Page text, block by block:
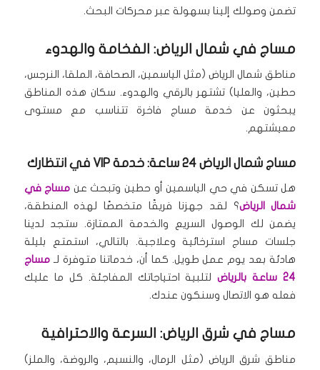
تضمن وصولك إلينا بسهولة عبر محركات البحث.
مساج في شمال الرياض: الفخامة والهدوء
مناطق شمال الرياض (مثل الياسمين، الصحافة، الملقا، النرجس،
حطين، والعليا) تشتهر بالرقي والهدوء. سكان هذه المناطق
يبحثون عن خدمة مساج فاخرة تتناسب مع مستوى
معيشتهم.
مساج شمال الرياض 24 ساعة: خدمة VIP في انتظارك
هل تسكن في حي الياسمين أو حطين وتبحث عن مساج في
شمال الرياض؟ لقد جهزنا فريقًا متخصصًا لهذه المنطقة،
يضمن لك الوصول السريع والخدمة الممتازة. ستجد لدينا
جلسات مساج استرخائية وعلاجية. بالتالي، استمتع بليلة
هادئة بعد يوم عمل طويل. كما أن، خدماتنا متوفرة لـمساج
24 ساعة بالرياض
لتلبية احتياجاتك المفاجئة. كل ما عليك
فعله هو الاتصال وسنكون عندك.
مساج في شرق الرياض: السرعة والاحترافية
مناطق شرق الرياض (مثل الرمال، والنسيم، والروضة، والملز)